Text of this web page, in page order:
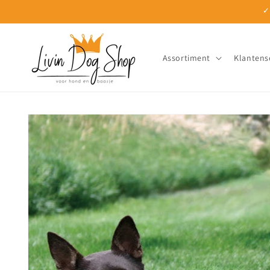
content
Assortiment
Ga direct naar
productinformatie